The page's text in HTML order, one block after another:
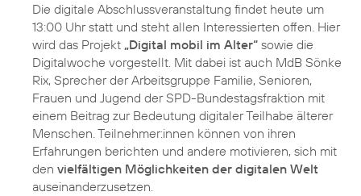
Die digitale Abschlussveranstaltung findet heute um
13:00 Uhr statt und steht allen Interessierten offen. Hier
wird das Projekt „Digital mobil im Alter“ sowie die
Digitalwoche vorgestellt. Mit dabei ist auch MdB Sönke
Rix, Sprecher der Arbeitsgruppe Familie, Senioren,
Frauen und Jugend der SPD-Bundestagsfraktion mit
einem Beitrag zur Bedeutung digitaler Teilhabe älterer
Menschen. Teilnehmer:innen können von ihren
Erfahrungen berichten und andere motivieren, sich mit
den vielfältigen Möglichkeiten der digitalen Welt
auseinanderzusetzen.